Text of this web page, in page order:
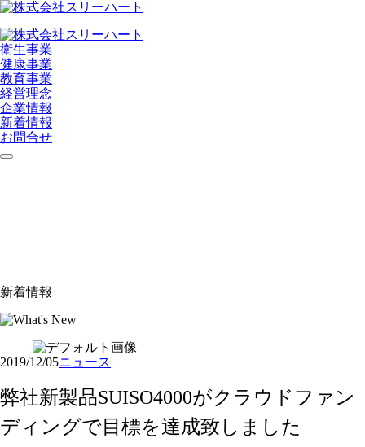
衛生事業
健康事業
教育事業
経営理念
企業情報
新着情報
お問合せ
新着情報
2019/12/05ニュース
弊社新製品SUISO4000がクラウドファン
ディングで目標を達成致しました